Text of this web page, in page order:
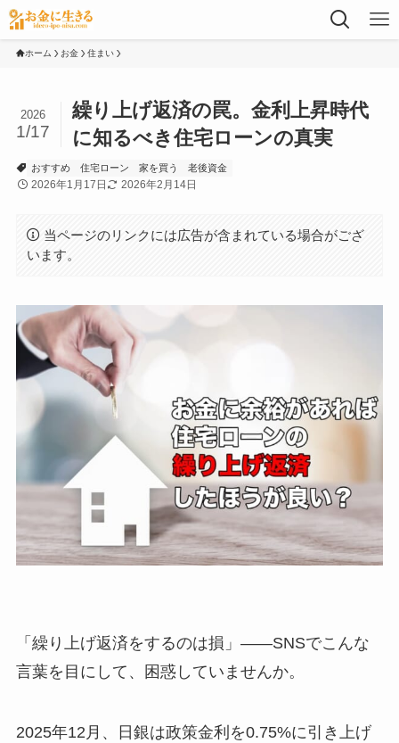
ホーム お金 住まい
繰り上げ返済の罠。金利上昇時代
に知るべき住宅ローンの真実
2026
1/17
おすすめ 住宅ローン 家を買う 老後資金
2026年1月17日 2026年2月14日
当ページのリンクには広告が含まれている場合がござ
います。
「繰り上げ返済をするのは損」——SNSでこんな
言葉を目にして、困惑していませんか。
2025年12月、日銀は政策金利を0.75%に引き上げ